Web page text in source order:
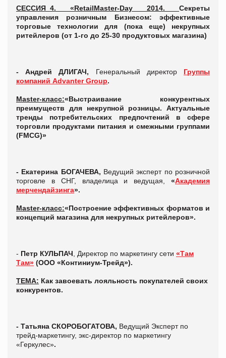
СЕССИЯ_4. «RetailMaster-Day 2014. Секреты
управления розничным Бизнесом: эффективные
торговые технологии для (пока еще) некрупных
ритейлеров (от 1-го до 25-30 продуктовых магазина)
- Андрей ДЛИГАЧ, Генеральный директор
Группы
компаний Advanter Group.
Master-класс:«Выстраивание конкурентных
преимуществ для некрупной розницы. Актуальные
тренды потребительских предпочтений в сфере
торговли продуктами питания и смежными группами
(FMCG)»
- Екатерина БОГАЧЕВА, Ведущий эксперт по розничной
торговле в СНГ, владелица и ведущая, «Академия
мерчендайзинга».
Master-класс:«Построение эффективных форматов и
концепций магазина для некрупных ритейлеров».
- Петр КУЛЬПАЧ , Директор по маркетингу сети «Там
Там» (ООО «Континиум-Трейд»).
ТЕМА: Как завоевать лояльность покупателей своих
конкурентов.
- Татьяна СКОРОБОГАТОВА, Ведущий Эксперт по
трейд-маркетингу, экс-директор по маркетингу
«Геркулес».